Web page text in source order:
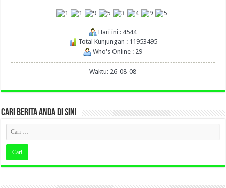
Hari ini : 4544
Total Kunjungan : 11953495
Who's Online : 29
Waktu: 26-08-08
CARI BERITA ANDA DI SINI